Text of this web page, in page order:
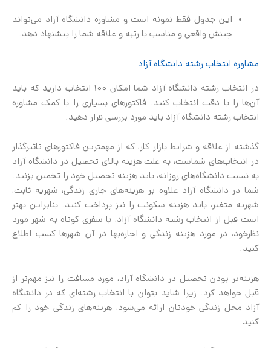
این جدول فقط نمونه است و مشاوره دانشگاه آزاد می‌تواند
چینش واقعی و مناسب با رتبه و علاقه شما را پیشنهاد دهد.
مشاوره انتخاب رشته دانشگاه آزاد
در انتخاب رشته دانشگاه آزاد شما امکان 100 انتخاب دارید که باید
آن‌ها را با دقت انتخاب کنید. فاکتورهای بسیاری را با کمک مشاوره
انتخاب رشته دانشگاه آزاد باید مورد بررسی قرار دهید.
گذشته از علاقه و شرایط بازار کار، که از مهمترین فاکتورهای تاثیرگذار
در انتخاب‌های شماست، به علت هزینه بالای تحصیل در دانشگاه آزاد
به نسبت دانشگاه‌های روزانه، باید هزینه تحصیل خود را تخمین بزنید.
شما در دانشگاه آزاد علاوه بر هزینه‌های جاری زندگی، شهریه ثابت،
شهریه متغیر، باید هزینه سکونت را نیز پرداخت کنید. بنابراین بهتر
است قبل از انتخاب رشته دانشگاه آزاد، با سفری کوتاه به شهر مورد
نظرخود، در مورد هزینه زندگی و اجاره‌بها در آن شهرها کسب اطلاع
کنید.
هزینه‌بر بودن تحصیل در دانشگاه آزاد، مورد مسافت را نیز مهم‌تر از
قبل خواهد کرد. زیرا شاید بتوان با انتخاب رشته‌ای که در دانشگاه
آزاد محل زندگی خودتان ارائه می‌شود، هزینه‌های زندگی خود را کم
کنید.